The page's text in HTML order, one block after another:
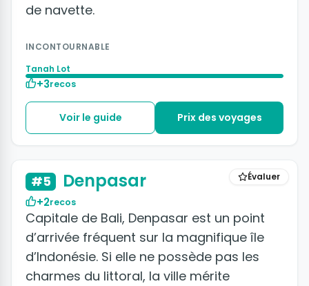
de navette.
INCONTOURNABLE
Tanah Lot
+3recos
Voir le guide Prix des voyages
Évaluer
#5 Denpasar
+2recos
Capitale de Bali, Denpasar est un point
d’arrivée fréquent sur la magnifique île
d’Indonésie. Si elle ne possède pas les
charmes du littoral, la ville mérite